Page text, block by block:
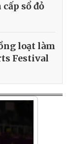
sổ đỏ
loạt làm
Festival